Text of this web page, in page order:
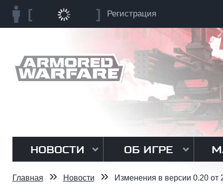
Регистрация
НОВОСТИ ОБ ИГРЕ
Главная » Новости » Изменения в версии 0.20 от